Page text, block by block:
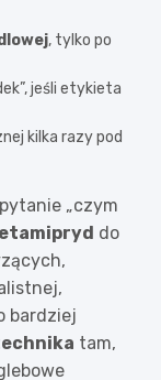
, tylko po
jeśli etykieta
kilka razy pod
„czym
do
bardziej
tam,